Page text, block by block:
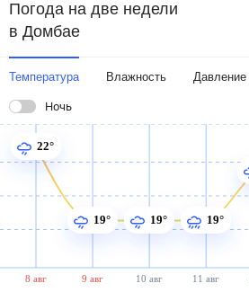
Погода на две недели
в Домбае
Температура Влажность Давление
Ночь
8 авг 9 авг 10 авг 11 авг
22°
19° 19° 19°